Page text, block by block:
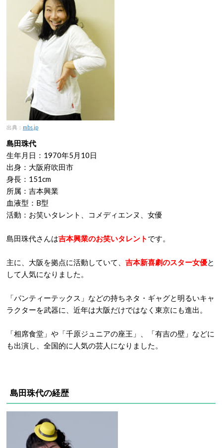
出典： mbs.jp
島田珠代
生年月日：1970年5月10日
出身：大阪府吹田市
身長：151cm
所属：吉本興業
血液型：B型
活動：お笑いタレント、コメディエンヌ、女優
島田珠代さんは吉本興業のお笑いタレント です。
主に、大阪を拠点に活動していて、 吉本新喜劇のスター女優と
して人気になりました。
「パンティーテックス」などの持ちネタ・ギャグと明るいキャ
ラクターを武器に、近年は大阪だけではなく東京にも進出。
「相席食堂」や「千原ジュニアの座王」、「有吉の壁」などに
も出演し、全国的に人気の芸人になりました。
島田珠代の経歴